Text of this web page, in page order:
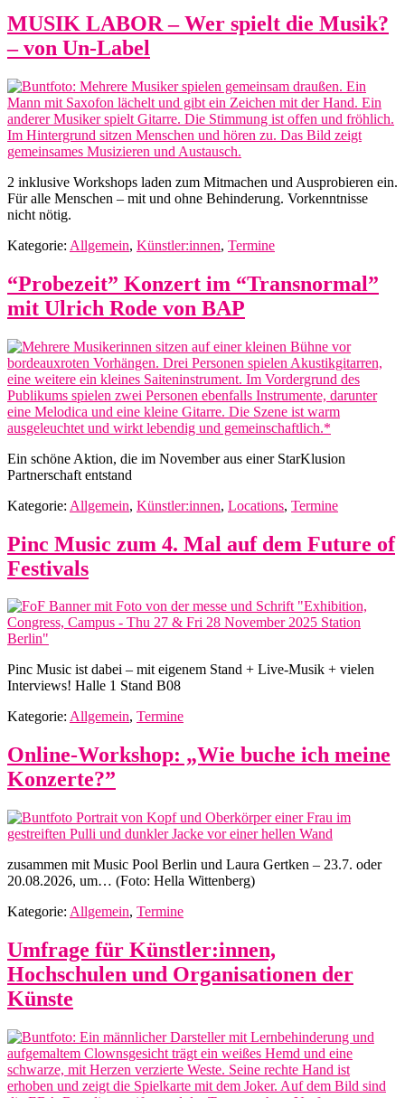
MUSIK LABOR – Wer spielt die Musik?
– von Un-Label
2 inklusive Workshops laden zum Mitmachen und Ausprobieren ein.
Für alle Menschen – mit und ohne Behinderung. Vorkenntnisse
nicht nötig.
Kategorie: Allgemein, Künstler:innen, Termine
“Probezeit” Konzert im “Transnormal”
mit Ulrich Rode von BAP
Ein schöne Aktion, die im November aus einer StarKlusion
Partnerschaft entstand
Kategorie: Allgemein, Künstler:innen, Locations, Termine
Pinc Music zum 4. Mal auf dem Future of
Festivals
Pinc Music ist dabei – mit eigenem Stand + Live-Musik + vielen
Interviews! Halle 1 Stand B08
Kategorie: Allgemein, Termine
Online-Workshop: „Wie buche ich meine
Konzerte?”
zusammen mit Music Pool Berlin und Laura Gertken – 23.7. oder
20.08.2026, um… (Foto: Hella Wittenberg)
Kategorie: Allgemein, Termine
Umfrage für Künstler:innen,
Hochschulen und Organisationen der
Künste